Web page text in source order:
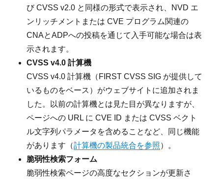
び CVSS v2.0 と同様の形式で表示され、NVD エ
ンリッチメントまたは CVE プログラム関連の
CNAとADPへの投稿を通じて入手可能な場合は表
示されます。
CVSS v4.0 計算機
CVSS v4.0 計算機（FIRST CVSS SIG が提供して
いるものをベース）がウェブサイトに追加されま
した。以前の計算機とは見た目が異なりますが、
ページへの URL に CVE ID または CVSS ベクト
ル文字列パラメータを含めることなど、同じ機能
があります（計算機の製品統合を参照）。
脆弱性検索フォーム
脆弱性検索ページの高度なセクションが更新さ